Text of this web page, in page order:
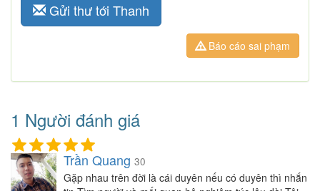
Gửi thư tới Thanh
Báo cáo sai phạm
1 Người đánh giá
Trần Quang 30
Gặp nhau trên đời là cái duyên nếu có duyên thì nhắn